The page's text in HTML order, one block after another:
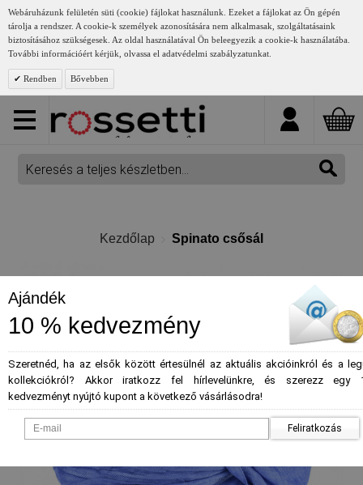
Webáruházunk felületén süti (cookie) fájlokat használunk. Ezeket a fájlokat az Ön gépén
tárolja a rendszer. A cookie-k személyek azonosítására nem alkalmasak, szolgáltatásaink
biztosításához szükségesek. Az oldal használatával Ön beleegyezik a cookie-k használatába.
További információért kérjük, olvassa el adatvédelmi szabályzatunkat.
Rendben Bővebben
Kezdőlap Spinato csősál
Ajándék
10 % kedvezmény
Szeretnéd, ha az elsők között értesülnél az aktuális akcióinkról és a
kollekciókról? Akkor iratkozz fel hírlevelünkre, és szerezz egy
kedvezményt nyújtó kupont a következő vásárlásodra!
Feliratkozás